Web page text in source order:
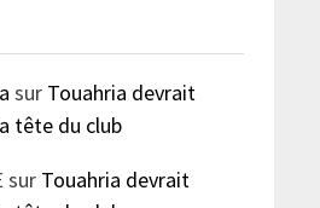
sur Touahria devrait
tête du club
sur Touahria devrait